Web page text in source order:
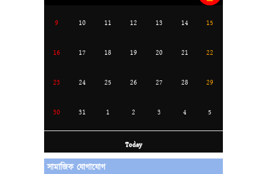
9 10 11 12 13 14 15
16 17 18 19 20 21 22
23 24 25 26 27 28 29
30 31 1 2 3 4 5
Today
সামাজিক যোগাযোগ